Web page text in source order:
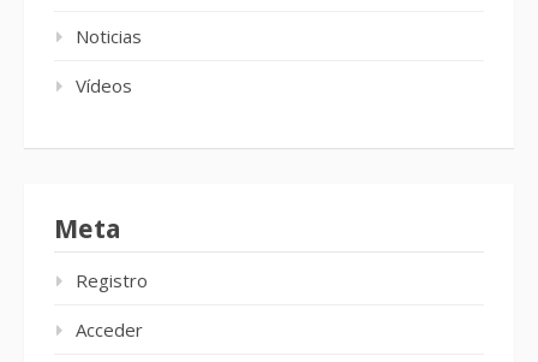
Noticias
Vídeos
Meta
Registro
Acceder